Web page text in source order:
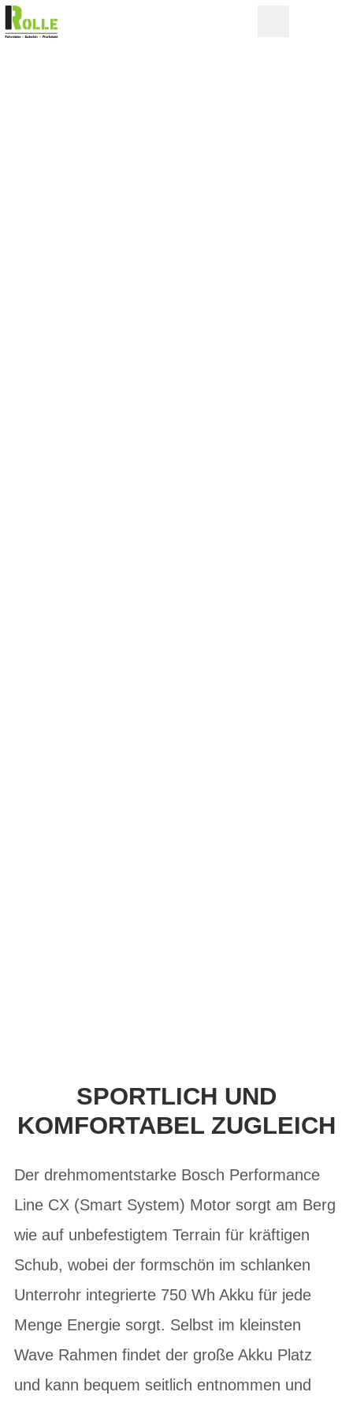
SPORTLICH UND
KOMFORTABEL ZUGLEICH
Der drehmomentstarke Bosch Performance
Line CX (Smart System) Motor sorgt am Berg
wie auf unbefestigtem Terrain für kräftigen
Schub, wobei der formschön im schlanken
Unterrohr integrierte 750 Wh Akku für jede
Menge Energie sorgt. Selbst im kleinsten
Wave Rahmen findet der große Akku Platz
und kann bequem seitlich entnommen und